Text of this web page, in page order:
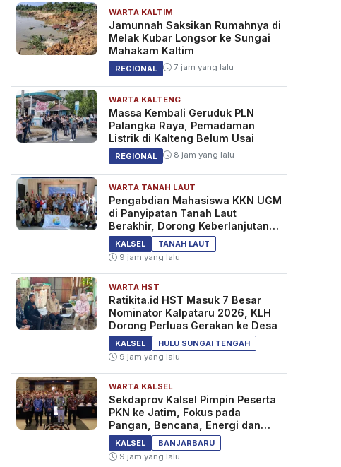
WARTA KALTIM
Jamunnah Saksikan Rumahnya di
Melak Kubar Longsor ke Sungai
Mahakam Kaltim
REGIONAL 7 jam yang lalu
WARTA KALTENG
Massa Kembali Geruduk PLN
Palangka Raya, Pemadaman
Listrik di Kalteng Belum Usai
REGIONAL 8 jam yang lalu
WARTA TANAH LAUT
Pengabdian Mahasiswa KKN UGM
di Panyipatan Tanah Laut
Berakhir, Dorong Keberlanjutan
Program Masyarakat
KALSEL
TANAH LAUT
9 jam yang lalu
WARTA HST
Ratikita.id HST Masuk 7 Besar
Nominator Kalpataru 2026, KLH
Dorong Perluas Gerakan ke Desa
KALSEL
HULU SUNGAI TENGAH
9 jam yang lalu
WARTA KALSEL
Sekdaprov Kalsel Pimpin Peserta
PKN ke Jatim, Fokus pada
Pangan, Bencana, Energi dan
Ekonomi
KALSEL
BANJARBARU
9 jam yang lalu